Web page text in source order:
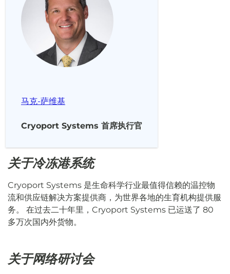
马克-萨维基
Cryoport Systems 首席执行官
关于冷冻港系统
Cryoport Systems 是生命科学行业最值得信赖的温控物
流和供应链解决方案提供商，为世界各地的生育机构提供服
务。 在过去二十年里，Cryoport Systems 已运送了 80
多万次国内外货物。
关于网络研讨会